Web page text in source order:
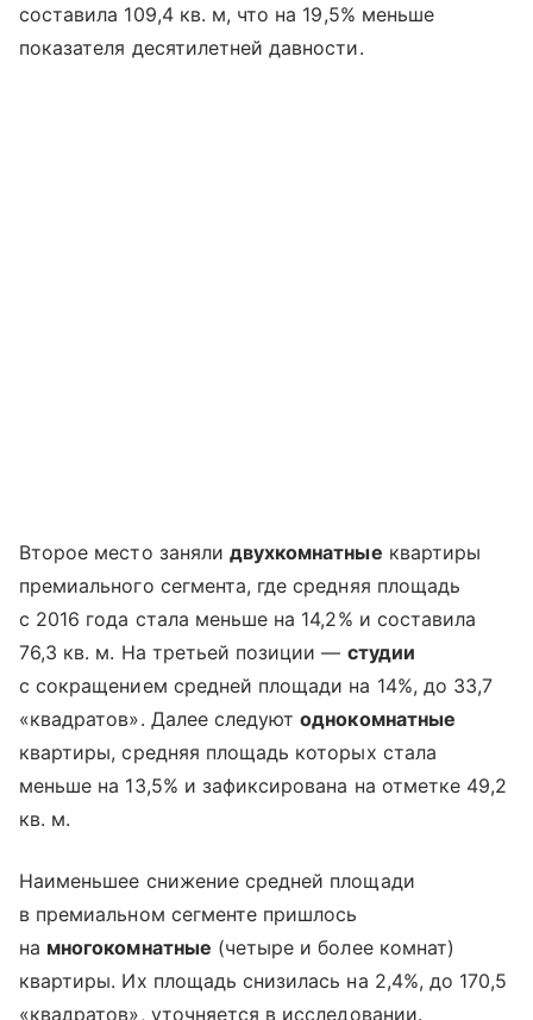
составила 109,4 кв. м, что на 19,5% меньше
показателя десятилетней давности.
Второе место заняли двухкомнатные квартиры
премиального сегмента, где средняя площадь
с 2016 года стала меньше на 14,2% и составила
76,3 кв. м. На третьей позиции — студии
с сокращением средней площади на 14%, до 33,7
«квадратов». Далее следуютоднокомнатные
квартиры, средняя площадь которых стала
меньше на 13,5% и зафиксирована на отметке 49,2
кв. м.
Наименьшее снижение средней площади
в премиальном сегменте пришлось
на многокомнатные (четыре и более комнат)
квартиры. Их площадь снизилась на 2,4%, до 170,5
«квадратов», уточняется в исследовании.